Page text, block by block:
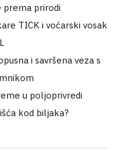
prema prirodi
TICK i voćarski vosak
i savršena veza s
u poljoprivredi
kod biljaka?